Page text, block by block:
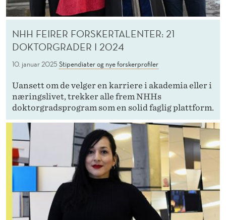
NHH FEIRER FORSKERTALENTER: 21
DOKTORGRADER I 2024
10. januar 2025 Stipendiater og nye forskerprofiler
Uansett om de velger en karriere i akademia eller i
næringslivet, trekker alle frem NHHs
doktorgradsprogram som en solid faglig plattform.